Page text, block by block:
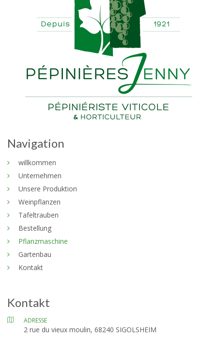
Navigation
willkommen
Unternehmen
Unsere Produktion
Weinpflanzen
Tafeltrauben
Bestellung
Pflanzmaschine
Gartenbau
Kontakt
Kontakt
ADRESSE
2 rue du vieux moulin, 68240 SIGOLSHEIM